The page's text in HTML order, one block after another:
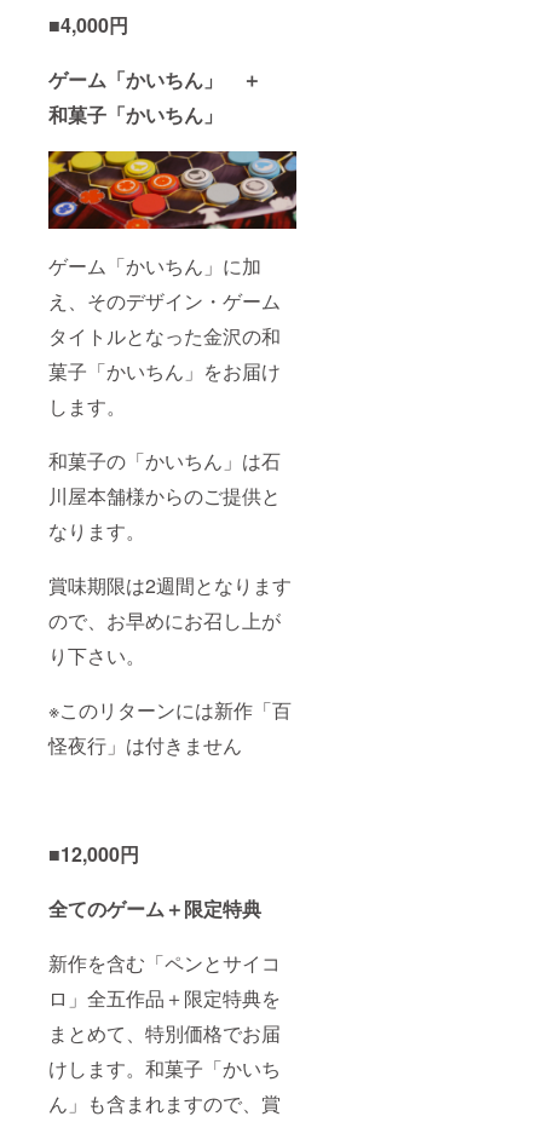
■4,000円
ゲーム「かいちん」 ＋
和菓子「かいちん」
ゲーム「かいちん」に加
え、そのデザイン・ゲーム
タイトルとなった金沢の和
菓子「かいちん」をお届け
します。
和菓子の「かいちん」は石
川屋本舗様からのご提供と
なります。
賞味期限は2週間となります
ので、お早めにお召し上が
り下さい。
※このリターンには新作「百
怪夜行」は付きません
■12,000円
全てのゲーム＋限定特典
新作を含む「ペンとサイコ
ロ」全五作品＋限定特典を
まとめて、特別価格でお届
けします。和菓子「かいち
ん」も含まれますので、賞